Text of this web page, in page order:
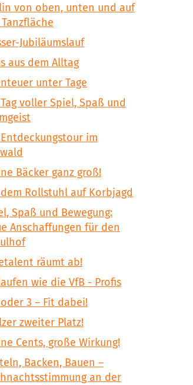
von oben, unten und auf
Jubiläumslauf
aus dem Alltag
unter Tage
voller Spiel, Spaß und
im
Bäcker ganz groß!
Rollstuhl auf Korbjagd
Spaß und Bewegung:
Anschaffungen für den
räumt ab!
wie die VfB - Profis
oder 3 – Fit dabei!
zweiter Platz!
Cents, große Wirkung!
Backen, Bauen –
an der